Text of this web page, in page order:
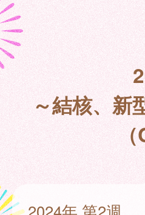
～結核、新
（